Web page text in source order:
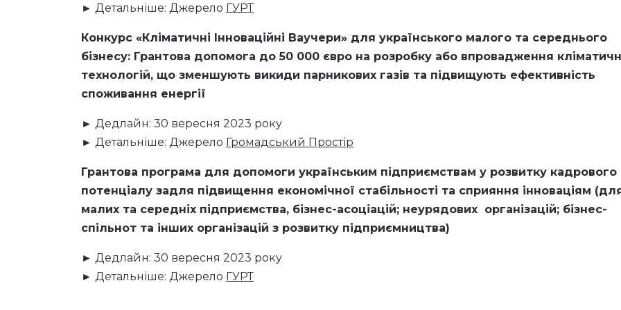
► Детальніше: Джерело ГУРТ
Конкурс «Кліматичні Інноваційні Ваучери» для українського малого та середнього
бізнесу: Грантова допомога до 50 000 євро на розробку або впровадження
технологій, що зменшують викиди парникових газів та підвищують ефективність
споживання енергії
► Дедлайн: 30 вересня 2023 року
► Детальніше: Джерело Громадський Простір
Грантова програма для допомоги українським підприємствам у розвитку кадрового
потенціалу задля підвищення економічної стабільності та сприяння інноваціям (
малих та середніх підприємства, бізнес-асоціацій; неурядових організацій; бізнес-
спільнот та інших організацій з розвитку підприємництва)
► Дедлайн: 30 вересня 2023 року
► Детальніше: Джерело ГУРТ